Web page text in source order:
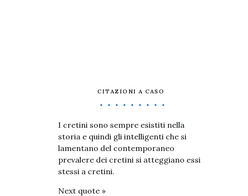
CITAZIONI A CASO
I cretini sono sempre esistiti nella
storia e quindi gli intelligenti che si
lamentano del contemporaneo
prevalere dei cretini si atteggiano essi
stessi a cretini.
Next quote »